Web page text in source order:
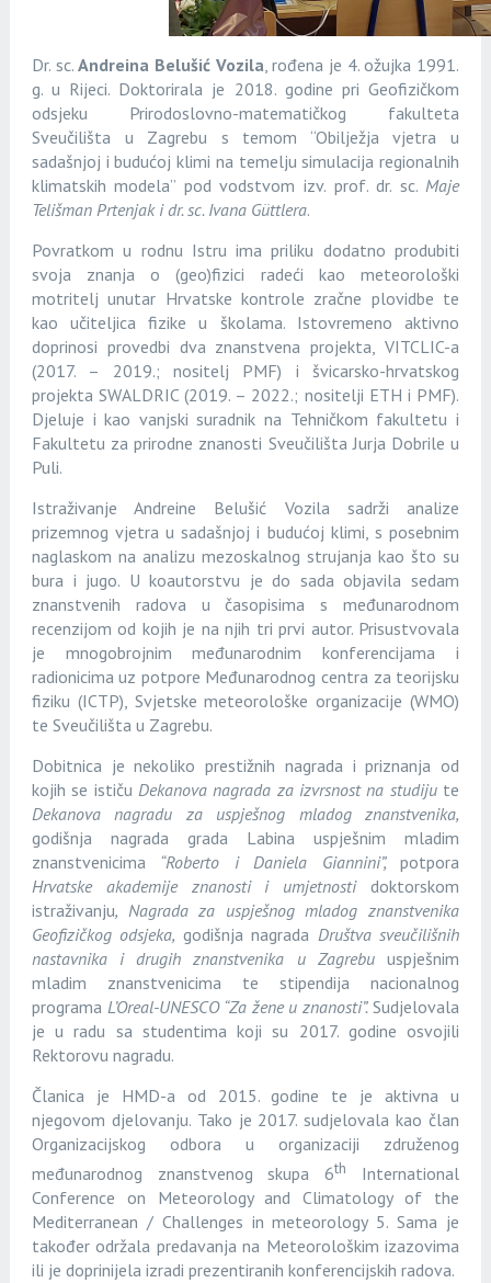
Dr. sc.Andreina Belušić Vozila, rođena je 4. ožujka 1991.
g. u Rijeci. Doktorirala je 2018. godine pri Geofizičkom
odsjeku Prirodoslovno-matematičkog fakulteta
Sveučilišta u Zagrebu s temom “Obilježja vjetra u
sadašnjoj i budućoj klimi na temelju simulacija regionalnih
klimatskih modela” pod vodstvom izv. prof. dr. sc.Maje
Telišman Prtenjak i dr. sc. Ivana Güttlera.
Povratkom u rodnu Istru ima priliku dodatno produbiti
svoja znanja o (geo)fizici radeći kao meteorološki
motritelj unutar Hrvatske kontrole zračne plovidbe te
kao učiteljica fizike u školama. Istovremeno aktivno
doprinosi provedbi dva znanstvena projekta, VITCLIC-a
(2017. – 2019.; nositelj PMF) i švicarsko-hrvatskog
projekta SWALDRIC (2019. – 2022.; nositelji ETH i PMF).
Djeluje i kao vanjski suradnik na Tehničkom fakultetu i
Fakultetu za prirodne znanosti Sveučilišta Jurja Dobrile u
Puli.
Istraživanje Andreine Belušić Vozila sadrži analize
prizemnog vjetra u sadašnjoj i budućoj klimi, s posebnim
naglaskom na analizu mezoskalnog strujanja kao što su
bura i jugo. U koautorstvu je do sada objavila sedam
znanstvenih radova u časopisima s međunarodnom
recenzijom od kojih je na njih tri prvi autor. Prisustvovala
je mnogobrojnim međunarodnim konferencijama i
radionicima uz potpore Međunarodnog centra za teorijsku
fiziku (ICTP), Svjetske meteorološke organizacije (WMO)
te Sveučilišta u Zagrebu.
Dobitnica je nekoliko prestižnih nagrada i priznanja od
kojih se ističu Dekanova nagrada za izvrsnost na studiju te
Dekanova nagradu za uspješnog mladog znanstvenika,
godišnja nagrada grada Labina uspješnim mladim
znanstvenicima “Roberto i Daniela Giannini”,potpora
Hrvatske akademije znanosti i umjetnostidoktorskom
istraživanju, Nagrada za uspješnog mladog znanstvenika
Geofizičkog odsjeka, godišnja nagrada Društva sveučilišnih
nastavnika i drugih znanstvenika u Zagrebuuspješnim
mladim znanstvenicima te stipendija nacionalnog
programa L’Oreal-UNESCO “Za žene u znanosti”.Sudjelovala
je u radu sa studentima koji su 2017. godine osvojili
Rektorovu nagradu.
Članica je HMD-a od 2015. godine te je aktivna u
njegovom djelovanju. Tako je 2017. sudjelovala kao član
Organizacijskog odbora u organizaciji združenog
međunarodnog znanstvenog skupa 6th
International
Conference on Meteorology and Climatology of the
Mediterranean / Challenges in meteorology 5. Sama je
također održala predavanja na Meteorološkim izazovima
ili je doprinijela izradi prezentiranih konferencijskih radova.